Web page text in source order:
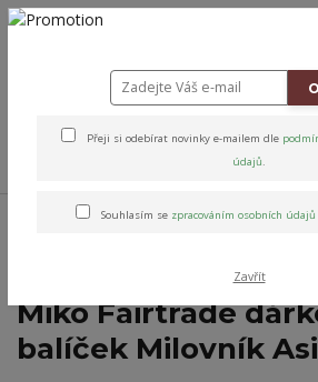
+420 778 743 310
Přírodní péče & Dobroty Káva &
Miko Fairtrade
balíček Milovník
Přeji si odebírat novinky e-mailem dle
údajů.
Souhlasím se zpracováním osobních údajů
Zavřít